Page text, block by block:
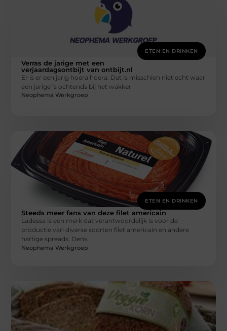
ETEN EN DRINKEN
Verras de jarige met een
verjaardagsontbijt van ontbijt.nl
Er is er een jarig hoera hoera. Dat is misschien niet echt waar
een jarige ’s ochtends bij het wakker
Neophema Werkgroep
ETEN EN DRINKEN
Steeds meer fans van deze filet americain
Ladessa is een merk dat verantwoordelijk is voor de
productie van diverse soorten filet americain en andere
hartige spreads. Denk
Neophema Werkgroep